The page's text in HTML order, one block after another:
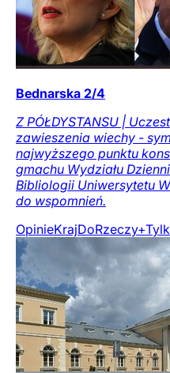
Bednarska 2/4
Z PÓŁDYSTANSU |
zawieszenia wiechy -
najwyższego punktu
gmachu Wydziału
Bibliologii Uniwersytetu
do wspomnień.
OpinieKrajDoRzeczy+